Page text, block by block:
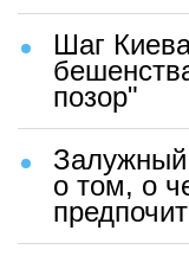
Шаг
позор"
Залужный
о том, о